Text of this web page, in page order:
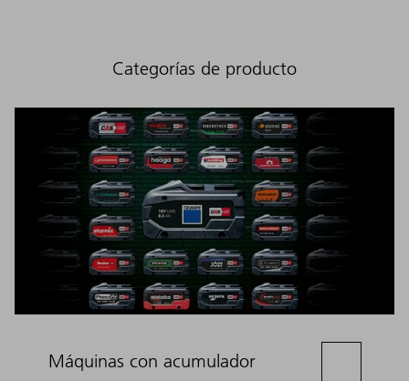
Categorías de producto
Máquinas con acumulador